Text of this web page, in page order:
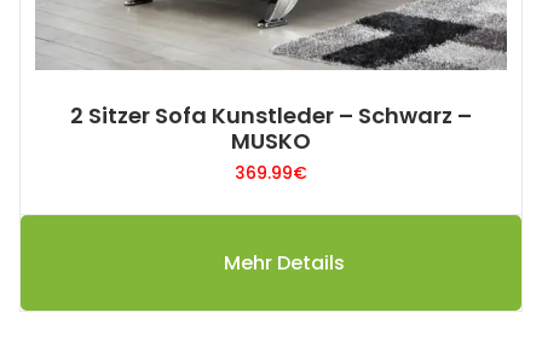
2 Sitzer Sofa Kunstleder – Schwarz –
MUSKO
369.99€
Mehr Details